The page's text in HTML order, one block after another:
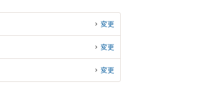
変更
変更
変更